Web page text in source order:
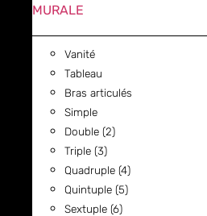
MURALE
Vanité
Tableau
Bras articulés
Simple
Double (2)
Triple (3)
Quadruple (4)
Quintuple (5)
Sextuple (6)